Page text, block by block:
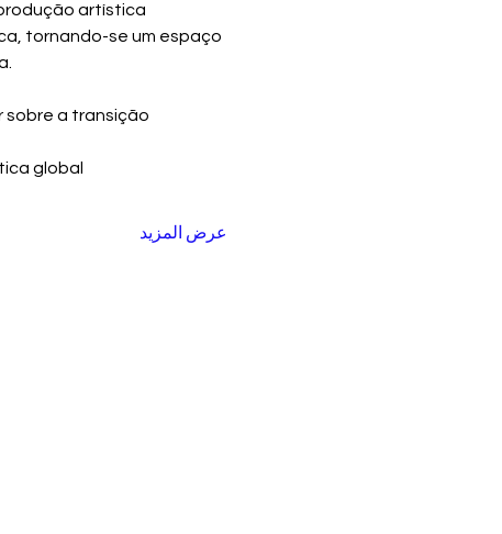
artística
tornando-se um espaço
sobre a transição
global
عرض المزيد